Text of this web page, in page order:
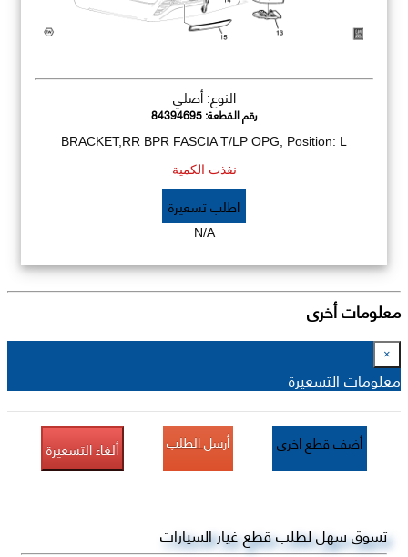
النوع: أصلي
رقم القطعة:84394695
BRACKET,RR BPR FASCIA T/LP OPG, Position: L
نفذت الكمية
اطلب تسعيرة
N/A
معلومات أخرى
×
معلومات التسعيرة
أضف قطع اخرى أرسل الطلب ألغاء التسعيرة
تسوق سهل لطلب قطع غيار السيارات